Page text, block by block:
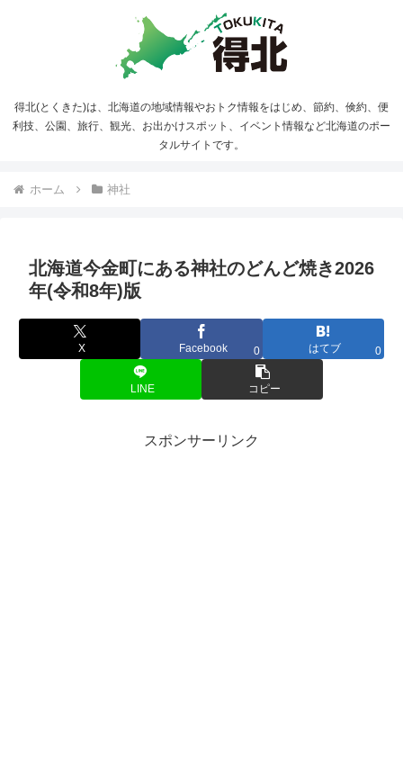
得北(とくきた)は、北海道の地域情報やおトク情報をはじめ、節約、倹約、便
利技、公園、旅行、観光、お出かけスポット、イベント情報など北海道のポー
タルサイトです。
ホーム 神社
北海道今金町にある神社のどんど焼き2026
年(令和8年)版
X Facebook 0 はてブ 0
LINE コピー
スポンサーリンク